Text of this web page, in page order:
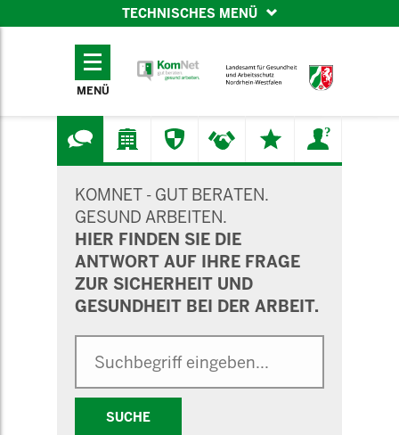
TECHNISCHES MENÜ
TECHNISCHES
MENÜ
KOMNET - GUT BERATEN.
GESUND ARBEITEN.
HIER FINDEN SIE DIE
ANTWORT AUF IHRE FRAGE
ZUR SICHERHEIT UND
GESUNDHEIT BEI DER ARBEIT.
SUCHE